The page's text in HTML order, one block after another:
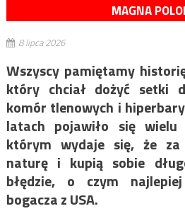
MAGNA
8 lipca 2026
Wszyscy pamiętamy
który chciał dożyć setki
komór tlenowych i
latach pojawiło się wielu
którym wydaje się, że za
naturę i kupią sobie
błędzie, o czym
bogacza z USA.